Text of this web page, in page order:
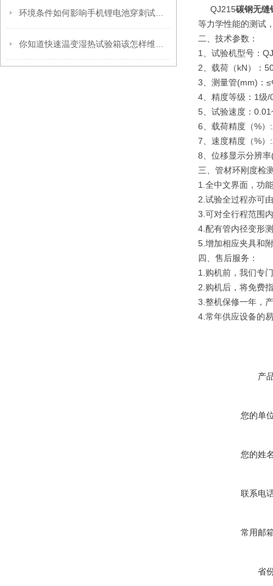
QJ215碳钢无缝
等力学性能的测试
二、技术参数：
1、试验机型号：
2、载荷（kN）：
3、测量管(mm)：
4、精度等级：1级/
5、试验速度：
6、载荷精度（%
7、速度精度（%
8、位移显示分辨
三、管材环刚度检
1.全中文界面，功
2.试验全过程亦可
3.可对全行程范围
4.配有管内径变形
5.增加相应夹具和
四、售后服务：
1.购机前，我们专
2.购机后，将免费
3.整机保修一年，
4.常年供应设备的
产
您的单
您的姓
联系电
常用邮
省